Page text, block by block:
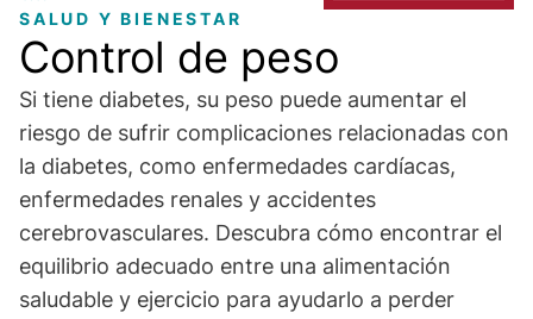
SALUD Y BIENESTAR
Control de peso
Si tiene diabetes, su peso puede aumentar el
riesgo de sufrir complicaciones relacionadas con
la diabetes, como enfermedades cardíacas,
enfermedades renales y accidentes
cerebrovasculares. Descubra cómo encontrar el
equilibrio adecuado entre una alimentación
saludable y ejercicio para ayudarlo a perder